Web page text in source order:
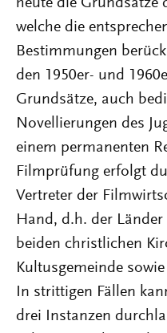
heute die Grundsätze
welche die
Bestimmungen
den 1950er- und
Grundsätze, auch
Novellierungen des
einem permanenten
Filmprüfung erfolgt
Vertreter der
Hand, d.h. der
beiden christlichen
Kultusgemeinde
In strittigen Fällen
drei Instanzen